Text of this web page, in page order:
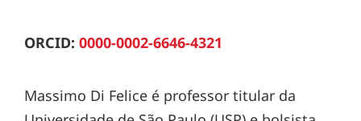
ORCID: 0000-0002-6646-4321
Massimo Di Felice é professor titular da